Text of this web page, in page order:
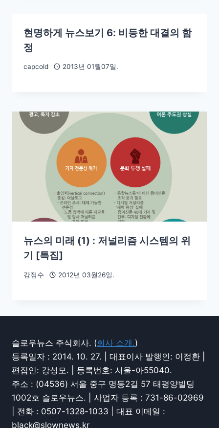
현명하게 뉴스보기 6: 비등한 대결의 함
정
capcold 2013년 01월07일.
뉴스의 미래 (1) : 저널리즘 시스템의 위
기 [특집]
강정수 2012년 03월26일.
슬로우뉴스 주식회사. (회사 소개.)
등록일자 : 2014. 10. 27. | 대표이사 발행인: 이정환 |
편집인: 강성모. | 등록번호: 서울-아55040.
주소 : (04536) 서울 중구 명동2길 57 태평양빌딩
1002호 슬로우뉴스. | 사업자 등록 : 731-86-02969
| 전화 : 0507-1328-1033 | 대표 이메일 :
black@slownews.kr